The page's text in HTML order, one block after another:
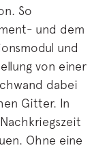
So
und dem
und
von einer
dabei
Gitter. In
Ohne eine